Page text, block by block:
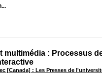
multimédia : Processus
[Canada] : Les Presses de